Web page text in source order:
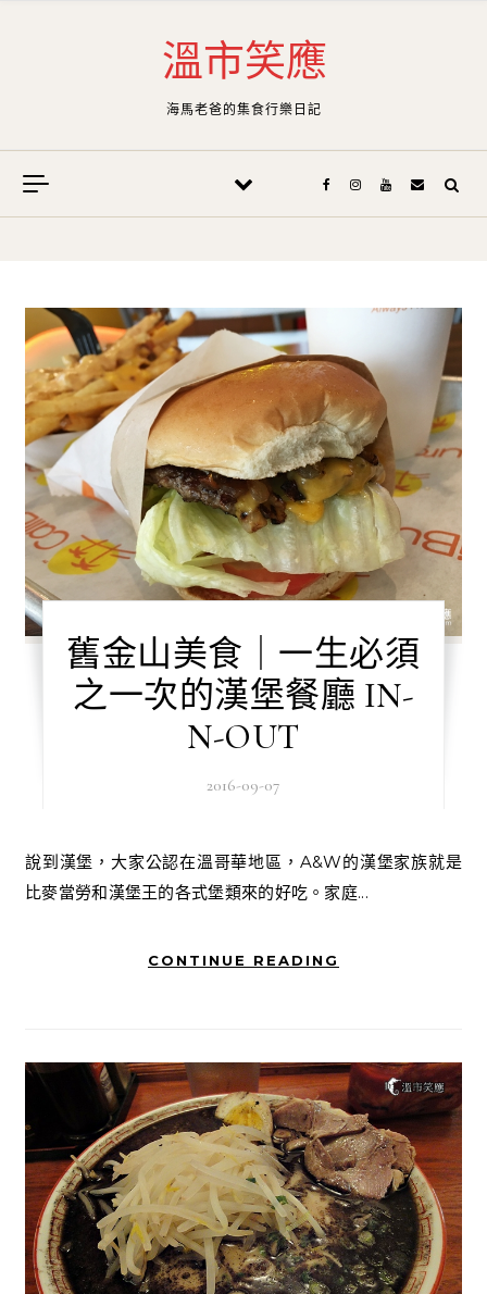
溫市笑應
海馬老爸的集食行樂日記
舊金山美食｜一生必須
之一次的漢堡餐廳 IN-
N-OUT
2016-09-07
說到漢堡，大家公認在溫哥華地區，A&W的漢堡家族就是
比麥當勞和漢堡王的各式堡類來的好吃。家庭...
CONTINUE READING